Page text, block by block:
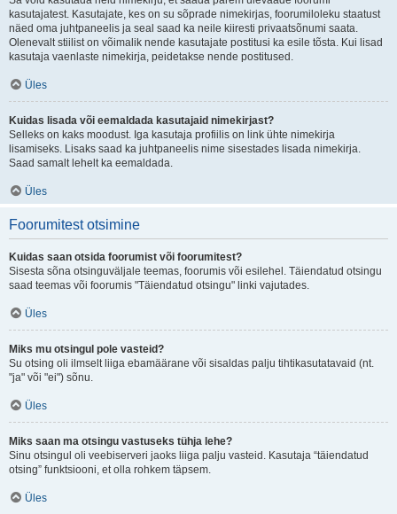
kasutajatest. Kasutajate, kes on su sõprade nimekirjas, foorumiloleku staatust
näed oma juhtpaneelis ja seal saad ka neile kiiresti privaatsõnumi saata.
Olenevalt stiilist on võimalik nende kasutajate postitusi ka esile tõsta. Kui lisad
kasutaja vaenlaste nimekirja, peidetakse nende postitused.
Üles
Kuidas lisada või eemaldada kasutajaid nimekirjast?
Selleks on kaks moodust. Iga kasutaja profiilis on link ühte nimekirja
lisamiseks. Lisaks saad ka juhtpaneelis nime sisestades lisada nimekirja.
Saad samalt lehelt ka eemaldada.
Üles
Foorumitest otsimine
Kuidas saan otsida foorumist või foorumitest?
Sisesta sõna otsinguväljale teemas, foorumis või esilehel. Täiendatud otsingu
saad teemas või foorumis "Täiendatud otsingu" linki vajutades.
Üles
Miks mu otsingul pole vasteid?
Su otsing oli ilmselt liiga ebamäärane või sisaldas palju tihtikasutatavaid (nt.
"ja" või "ei") sõnu.
Üles
Miks saan ma otsingu vastuseks tühja lehe?
Sinu otsingul oli veebiserveri jaoks liiga palju vasteid. Kasutaja “täiendatud
otsing” funktsiooni, et olla rohkem täpsem.
Üles